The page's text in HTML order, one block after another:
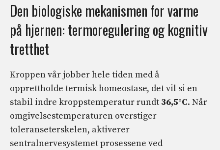
Den biologiske mekanismen for varme
på hjernen: termoregulering og kognitiv
tretthet
Kroppen vår jobber hele tiden med å
opprettholde termisk homeostase, det vil si en
stabil indre kroppstemperatur rundt 36,5°C. Når
omgivelsestemperaturen overstiger
toleranseterskelen, aktiverer
sentralnervesystemet prosessene ved